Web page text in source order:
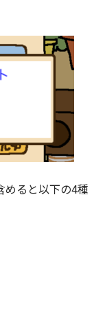
めると以下の4種